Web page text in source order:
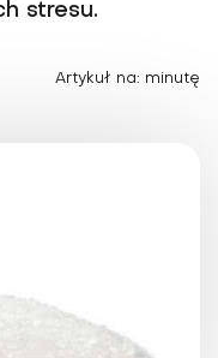
stresu.
Artykuł na: minutę